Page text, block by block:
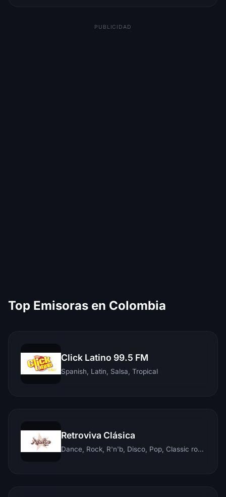
PUBLICIDAD
Top Emisoras en Colombia
Click Latino 99.5 FM
Spanish, Latin, Salsa, Tropical
Retroviva Clásica
Dance, Rock, R'n'b, Disco, Pop, Classic rock, Techno, Reggae